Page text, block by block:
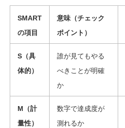
SMART
の項目
意味（チェック
ポイント）
S（具
体的）
誰が見てもやる
べきことが明確
か
M（計
量性）
数字で達成度が
測れるか